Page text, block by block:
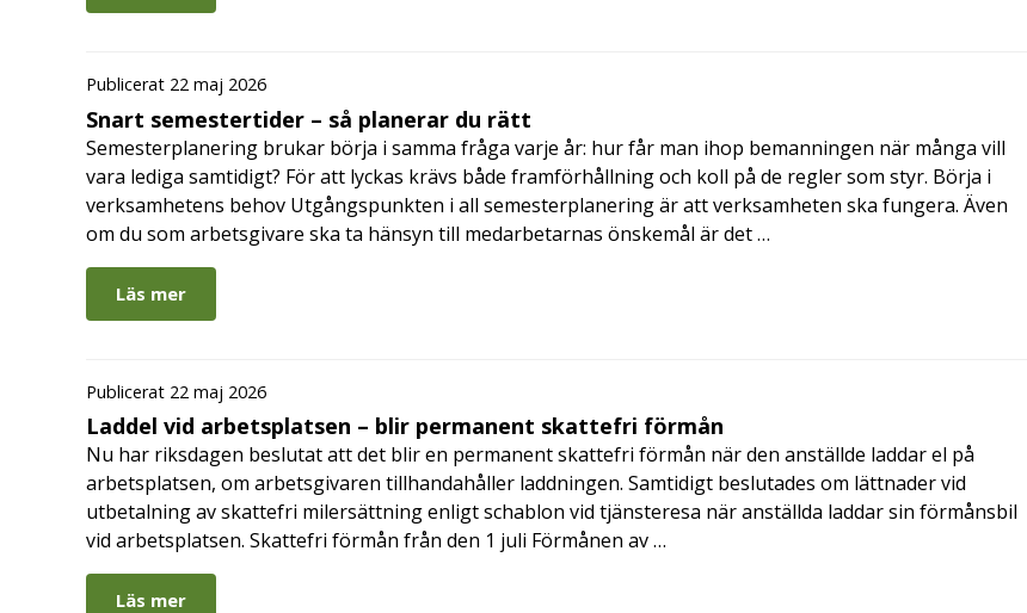
Publicerat 22 maj 2026
Snart semestertider – så planerar du rätt
Semesterplanering brukar börja i samma fråga varje år: hur får man ihop bemanningen när många vill
vara lediga samtidigt? För att lyckas krävs både framförhållning och koll på de regler som styr. Börja i
verksamhetens behov Utgångspunkten i all semesterplanering är att verksamheten ska fungera. Även
om du som arbetsgivare ska ta hänsyn till medarbetarnas önskemål är det …
Läs mer
Publicerat 22 maj 2026
Laddel vid arbetsplatsen – blir permanent skattefri förmån
Nu har riksdagen beslutat att det blir en permanent skattefri förmån när den anställde laddar el på
arbetsplatsen, om arbetsgivaren tillhandahåller laddningen. Samtidigt beslutades om lättnader vid
utbetalning av skattefri milersättning enligt schablon vid tjänsteresa när anställda laddar sin förmånsbil
vid arbetsplatsen. Skattefri förmån från den 1 juli Förmånen av …
Läs mer